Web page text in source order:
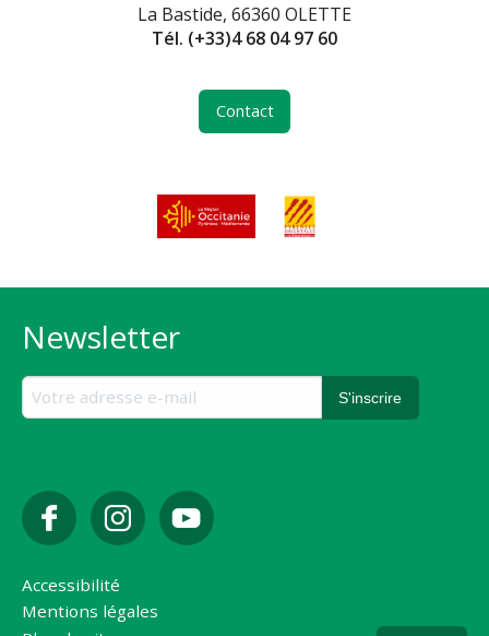
La Bastide, 66360 OLETTE
Tél. (+33)4 68 04 97 60
Contact
Newsletter
Accessibilité
Mentions légales